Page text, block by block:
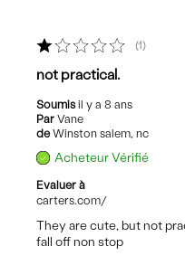
1
not practical.
Soumisil y a 8 ans
Par Vane
de Winston salem, nc
Acheteur Vérifié
Evaluer à
carters.com/
They are cute, but not
fall off non stop